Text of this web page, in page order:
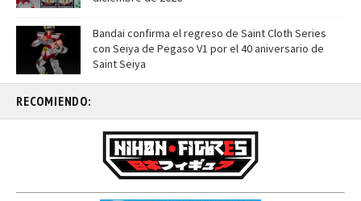
Bandai confirma el regreso de Saint Cloth Series
con Seiya de Pegaso V1 por el 40 aniversario de
Saint Seiya
RECOMIENDO: